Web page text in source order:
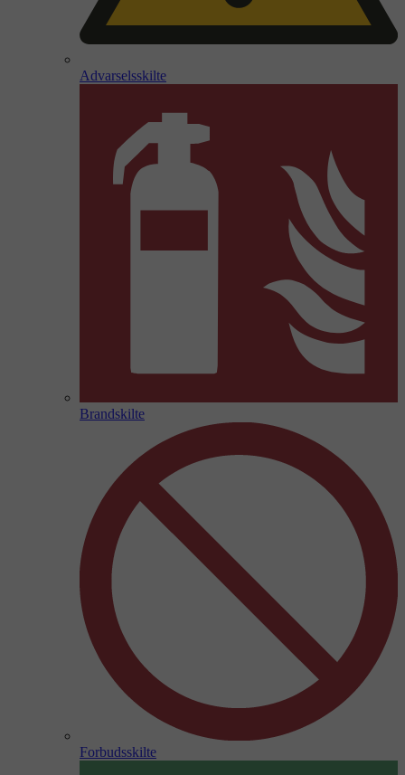
Advarselsskilte
Brandskilte
Forbudsskilte